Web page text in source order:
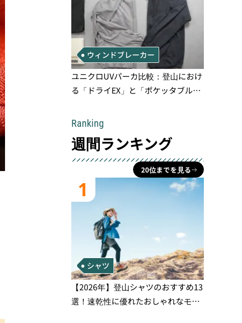
ウィンドブレーカー
ユニクロUVパーカ比較：登山におけ
る「ドライEX」と「ポケッタブル」
Ranking
週間ランキング
20位までを見る
1
シャツ
【2026年】登山シャツのおすすめ13
選！速乾性に優れたおしゃれなモデ